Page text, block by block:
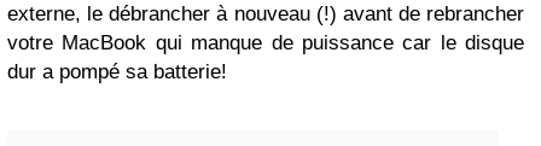
externe, le débrancher à nouveau (!) avant de rebrancher
votre MacBook qui manque de puissance car le disque
dur a pompé sa batterie!